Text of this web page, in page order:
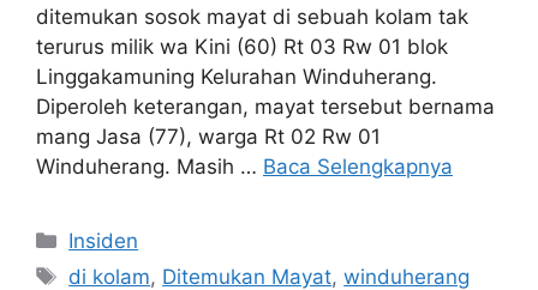
ditemukan sosok mayat di sebuah kolam tak
terurus milik wa Kini (60) Rt 03 Rw 01 blok
Linggakamuning Kelurahan Winduherang.
Diperoleh keterangan, mayat tersebut bernama
mang Jasa (77), warga Rt 02 Rw 01
Winduherang. Masih … Baca Selengkapnya
Kategori
Insiden
Tag
di kolam, Ditemukan Mayat,winduherang